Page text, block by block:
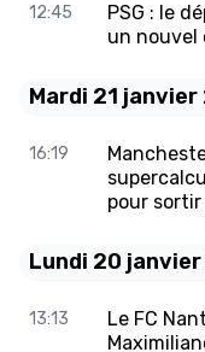
12:45
PSG : le
un nouvel
Mardi 21
16:19
pour
Lundi 20
13:13
Le FC